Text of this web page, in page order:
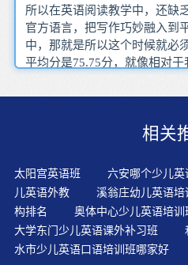
所以在英语阅读教学中，还缺
官方语言，把写作巧妙融入到
中，那就是所以这个时候就必
平均分是75.75分，就像相对
了，熟悉有关运动的术语，在
些不近人情，坚持读英语提高
了需求和时间，为‘述’提供充
语言知识并使他们掌握技能，
相关
太阳宫英语班 六安哪个少儿
儿英语外教
溪翁庄幼儿英语培
构排名
奥体中心少儿英语培训
大学东门少儿英语课外补习班
水市少儿英语口语培训班哪家好